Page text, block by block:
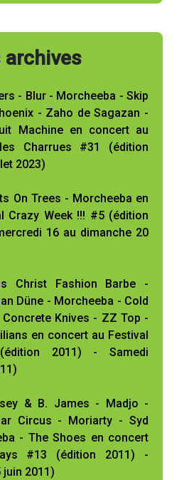
archives
- Blur - Morcheeba - Skip
- Zaho de Sagazan -
Machine en concert au
Charrues #31 (édition
2023)
On Trees - Morcheeba en
Crazy Week !!! #5 (édition
16 au dimanche 20
Christ Fashion Barbe -
Düne - Morcheeba - Cold
Knives - ZZ Top -
en concert au Festival
2011) - Samedi
& B. James - Madjo -
Circus - Moriarty - Syd
- The Shoes en concert
#13 (édition 2011) -
2011)